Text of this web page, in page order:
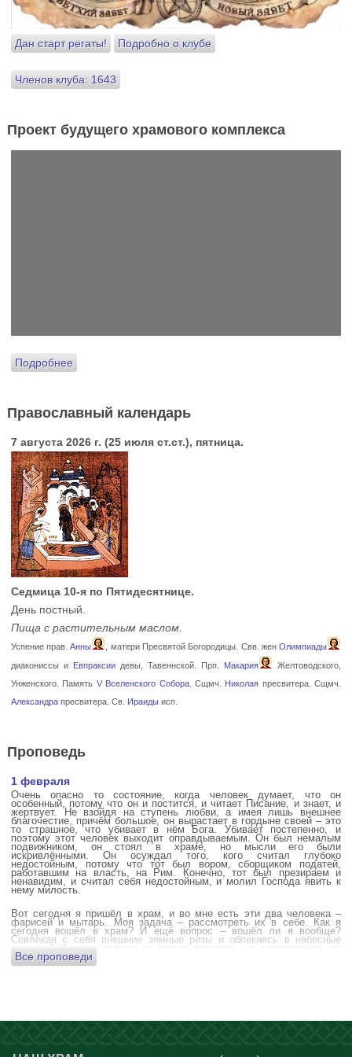
Дан старт регаты! Подробно о клубе
Членов клуба: 1643
Проект будущего храмового комплекса
Подробнее
Православный календарь
7 августа 2026 г. (25 июля ст.ст.), пятница.
Седмица 10-я по Пятидесятнице.
День постный.
Пища с растительным маслом.
Успение прав.Анны , матери Пресвятой Богородицы. Свв. женОлимпиады
диакониссы и Евпраксиидевы, Тавеннской. Прп. Макария
Желтоводского,
Унженского. Память V Вселенского Собора. Сщмч. Николая пресвитера. Сщмч.
Александрапресвитера. Св. Ираидыисп.
Проповедь
1 февраля
Очень опасно то состояние, когда человек думает, что он
особенный, потому что он и постится, и читает Писание, и знает, и
жертвует. Не взойдя на ступень любви, а имея лишь внешнее
благочестие, причём большое, он вырастает в гордыне своей – это
то страшное, что убивает в нём Бога. Убивает постепенно, и
поэтому этот человек выходит оправдываемым. Он был немалым
подвижником, он стоял в храме, но мысли его были
искривлёнными. Он осуждал того, кого считал глубоко
недостойным, потому что тот был вором, сборщиком податей,
работавшим на власть, на Рим. Конечно, тот был презираем и
ненавидим, и считал себя недостойным, и молил Господа явить к
нему милость.
Вот сегодня я пришёл в храм, и во мне есть эти два человека –
фарисей и мытарь. Моя задача – рассмотреть их в себе. Как я
сегодня вошёл в храм? И ещё вопрос – вошёл ли я вообще?
Совлекая с себя внешние земные ризы и облекаясь в небесные
одежды? Имеется в виду не только внешние, но и внутренние, то
есть помыслы.
сердца?
Все проповеди